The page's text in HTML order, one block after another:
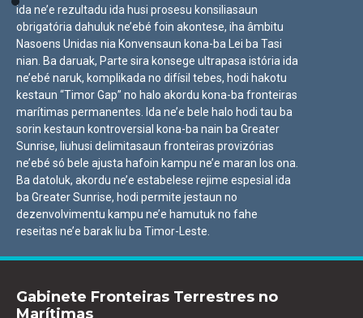
ida ne’e rezultadu ida husi prosesu konsiliasaun
obrigatória dahuluk ne’ebé foin akontese, iha âmbitu
Nasoens Unidas nia Konvensaun kona-ba Lei ba Tasi
nian. Ba daruak, Parte sira konsege ultrapasa istória ida
ne’ebé naruk, komplikada no difísil tebes, hodi hakotu
kestaun “Timor Gap” no halo akordu kona-ba fronteiras
marítimas permanentes. Ida ne’e bele halo hodi tau ba
sorin kestaun kontroversial kona-ba nain ba Greater
Sunrise, liuhusi delimitasaun fronteiras provizórias
ne’ebé só bele ajusta hafoin kampu ne’e maran los ona.
Ba datoluk, akordu ne’e estabelese rejime espesial ida
ba Greater Sunrise, hodi permite jestaun no
dezenvolvimentu kampu ne’e hamutuk no fahe
reseitas ne’e barak liu ba Timor-Leste.
Gabinete Fronteiras Terrestres no
Marítimas